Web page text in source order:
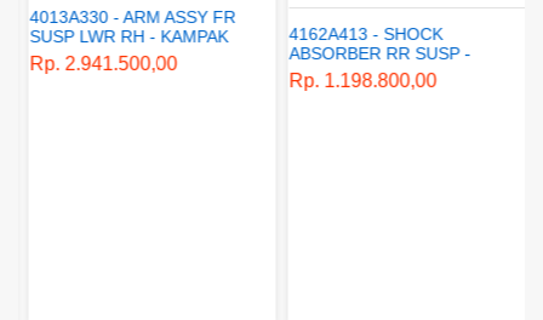
4013A330 - ARM ASSY FR
SUSP LWR RH - KAMPAK
DEPAN BAWAH KANAN -
GENUINE SPAREPART -
Rp. 2.941.500,00
4162A413 - SHOCK
ABSORBER RR SUSP -
SUSPENSI BELAKANG -
SHOCKBREAKER BELAKANG
Rp. 1.198.800,00